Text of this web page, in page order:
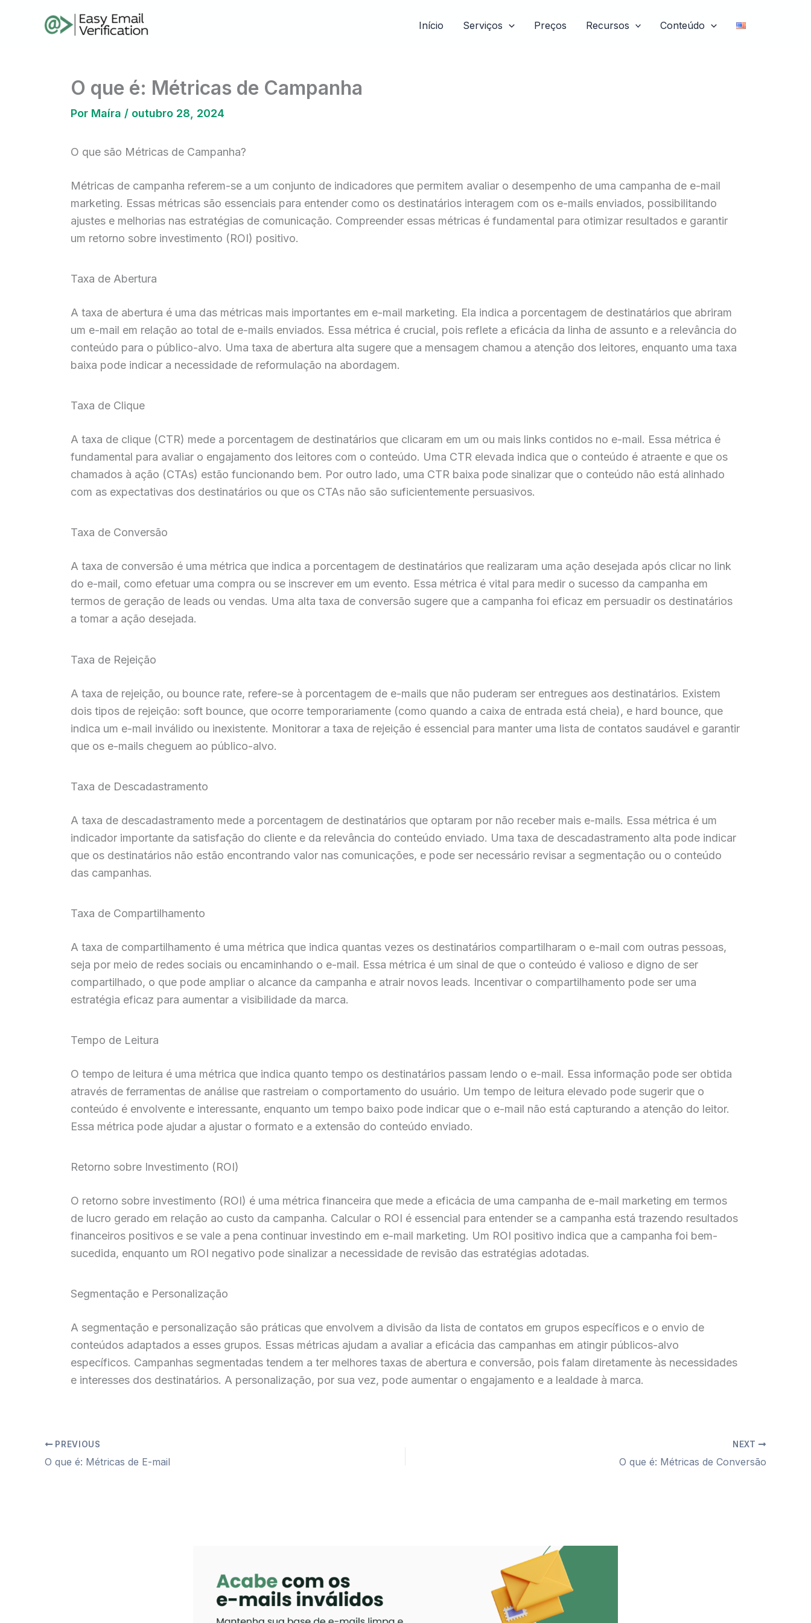
Início Serviços Preços Recursos Conteúdo
O que é: Métricas de Campanha
Por Maíra / outubro 28, 2024
O que são Métricas de Campanha?
Métricas de campanha referem-se a um conjunto de indicadores que permitem avaliar o desempenho de uma campanha de e-mail
marketing. Essas métricas são essenciais para entender como os destinatários interagem com os e-mails enviados, possibilitando
ajustes e melhorias nas estratégias de comunicação. Compreender essas métricas é fundamental para otimizar resultados e garantir
um retorno sobre investimento (ROI) positivo.
Taxa de Abertura
A taxa de abertura é uma das métricas mais importantes em e-mail marketing. Ela indica a porcentagem de destinatários que abriram
um e-mail em relação ao total de e-mails enviados. Essa métrica é crucial, pois reflete a eficácia da linha de assunto e a relevância do
conteúdo para o público-alvo. Uma taxa de abertura alta sugere que a mensagem chamou a atenção dos leitores, enquanto uma taxa
baixa pode indicar a necessidade de reformulação na abordagem.
Taxa de Clique
A taxa de clique (CTR) mede a porcentagem de destinatários que clicaram em um ou mais links contidos no e-mail. Essa métrica é
fundamental para avaliar o engajamento dos leitores com o conteúdo. Uma CTR elevada indica que o conteúdo é atraente e que os
chamados à ação (CTAs) estão funcionando bem. Por outro lado, uma CTR baixa pode sinalizar que o conteúdo não está alinhado
com as expectativas dos destinatários ou que os CTAs não são suficientemente persuasivos.
Taxa de Conversão
A taxa de conversão é uma métrica que indica a porcentagem de destinatários que realizaram uma ação desejada após clicar no link
do e-mail, como efetuar uma compra ou se inscrever em um evento. Essa métrica é vital para medir o sucesso da campanha em
termos de geração de leads ou vendas. Uma alta taxa de conversão sugere que a campanha foi eficaz em persuadir os destinatários
a tomar a ação desejada.
Taxa de Rejeição
A taxa de rejeição, ou bounce rate, refere-se à porcentagem de e-mails que não puderam ser entregues aos destinatários. Existem
dois tipos de rejeição: soft bounce, que ocorre temporariamente (como quando a caixa de entrada está cheia), e hard bounce, que
indica um e-mail inválido ou inexistente. Monitorar a taxa de rejeição é essencial para manter uma lista de contatos saudável e garantir
que os e-mails cheguem ao público-alvo.
Taxa de Descadastramento
A taxa de descadastramento mede a porcentagem de destinatários que optaram por não receber mais e-mails. Essa métrica é um
indicador importante da satisfação do cliente e da relevância do conteúdo enviado. Uma taxa de descadastramento alta pode indicar
que os destinatários não estão encontrando valor nas comunicações, e pode ser necessário revisar a segmentação ou o conteúdo
das campanhas.
Taxa de Compartilhamento
A taxa de compartilhamento é uma métrica que indica quantas vezes os destinatários compartilharam o e-mail com outras pessoas,
seja por meio de redes sociais ou encaminhando o e-mail. Essa métrica é um sinal de que o conteúdo é valioso e digno de ser
compartilhado, o que pode ampliar o alcance da campanha e atrair novos leads. Incentivar o compartilhamento pode ser uma
estratégia eficaz para aumentar a visibilidade da marca.
Tempo de Leitura
O tempo de leitura é uma métrica que indica quanto tempo os destinatários passam lendo o e-mail. Essa informação pode ser obtida
através de ferramentas de análise que rastreiam o comportamento do usuário. Um tempo de leitura elevado pode sugerir que o
conteúdo é envolvente e interessante, enquanto um tempo baixo pode indicar que o e-mail não está capturando a atenção do leitor.
Essa métrica pode ajudar a ajustar o formato e a extensão do conteúdo enviado.
Retorno sobre Investimento (ROI)
O retorno sobre investimento (ROI) é uma métrica financeira que mede a eficácia de uma campanha de e-mail marketing em termos
de lucro gerado em relação ao custo da campanha. Calcular o ROI é essencial para entender se a campanha está trazendo resultados
financeiros positivos e se vale a pena continuar investindo em e-mail marketing. Um ROI positivo indica que a campanha foi bem-
sucedida, enquanto um ROI negativo pode sinalizar a necessidade de revisão das estratégias adotadas.
Segmentação e Personalização
A segmentação e personalização são práticas que envolvem a divisão da lista de contatos em grupos específicos e o envio de
conteúdos adaptados a esses grupos. Essas métricas ajudam a avaliar a eficácia das campanhas em atingir públicos-alvo
específicos. Campanhas segmentadas tendem a ter melhores taxas de abertura e conversão, pois falam diretamente às necessidades
e interesses dos destinatários. A personalização, por sua vez, pode aumentar o engajamento e a lealdade à marca.
PREVIOUS
O que é: Métricas de E-mail
NEXT
O que é: Métricas de Conversão